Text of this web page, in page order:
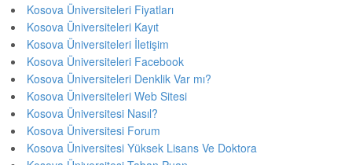
Kosova Üniversiteleri Fiyatları
Kosova Üniversiteleri Kayıt
Kosova Üniversiteleri İletişim
Kosova Üniversiteleri Facebook
Kosova Üniversiteleri Denklik Var mı?
Kosova Üniversiteleri Web Sitesi
Kosova Üniversitesi Nasıl?
Kosova Üniversitesi Forum
Kosova Üniversitesi Yüksek Lisans Ve Doktora